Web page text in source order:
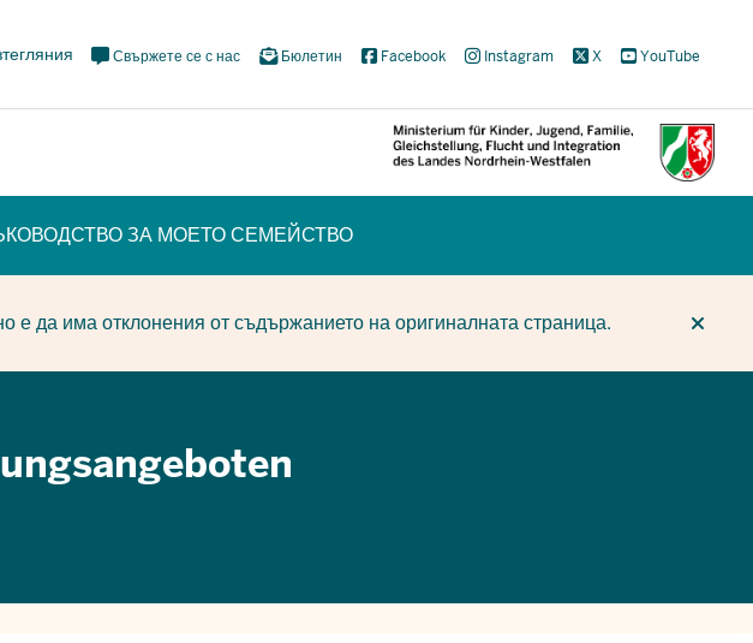
Meta
Social
Свържете се с нас Бюлетин Facebook Instagram X YouTube
ЗА МОЕТО СЕМЕЙСТВО
да има отклонения от съдържанието на оригиналната страница.